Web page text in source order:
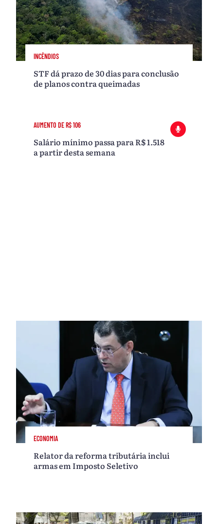
INCÊNDIOS
STF dá prazo de 30 dias para conclusão
de planos contra queimadas
AUMENTO DE R$ 106
Salário mínimo passa para R$ 1.518
a partir desta semana
ECONOMIA
Relator da reforma tributária inclui
armas em Imposto Seletivo